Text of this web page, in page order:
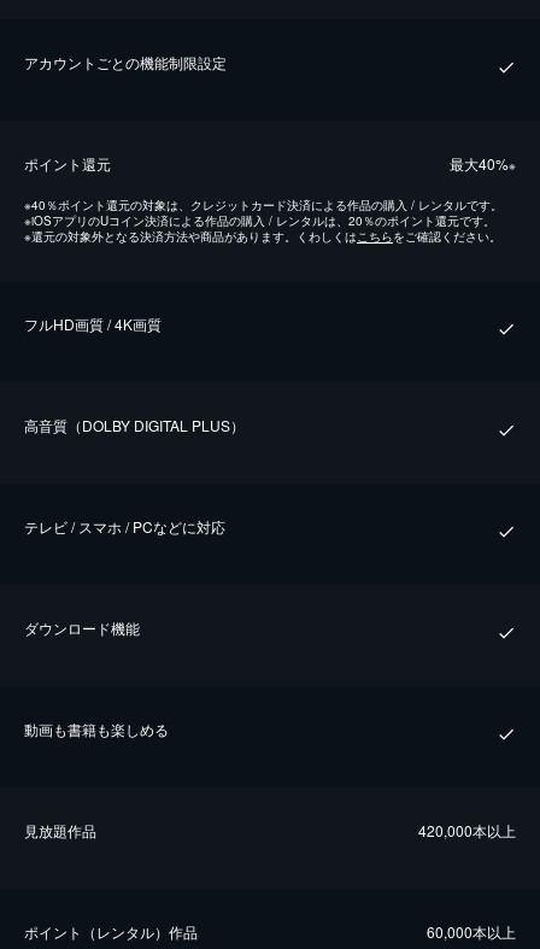
アカウントごとの機能制限設定
ポイント還元 最⼤40%※
※40％ポイント還元の対象は、クレジットカード決済による作品の購入 / レンタルです。
※iOSアプリのUコイン決済による作品の購入 / レンタルは、20％のポイント還元です。
※還元の対象外となる決済方法や商品があります。くわしくはこちらをご確認ください。
フルHD画質 / 4K画質
⾼⾳質（DOLBY DIGITAL PLUS）
テレビ / スマホ / PCなどに対応
ダウンロード機能
動画も書籍も楽しめる
⾒放題作品 420,000本以上
ポイント（レンタル）作品 60,000本以上